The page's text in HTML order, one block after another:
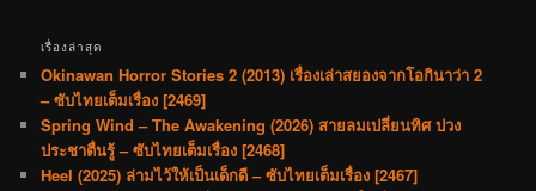
เรื่องล่าสุด
Okinawan Horror Stories 2 (2013) เรื่องเล่าสยองจากโอกินาว่า 2
– ซับไทยเต็มเรื่อง [2469]
Spring Wind – The Awakening (2026) สายลมเปลี่ยนทิศ ปวง
ประชาตื่นรู้ – ซับไทยเต็มเรื่อง [2468]
Heel (2025) ล่ามไว้ให้เป็นเด็กดี – ซับไทยเต็มเรื่อง [2467]